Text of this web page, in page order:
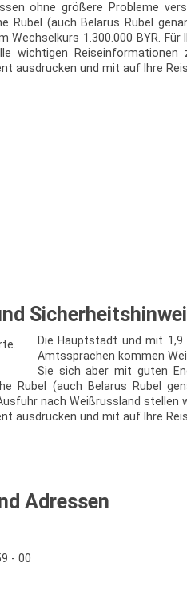
ohne größere Probleme
Rubel (auch Belarus Rubel
Wechselkurs 1.300.000 BYR.
wichtigen Reiseinformationen
ausdrucken und mit auf Ihre
Die Hauptstadt und mit
Amtssprachen kommen
Sie sich aber mit guten
Rubel (auch Belarus Rubel
nach Weißrussland
ausdrucken und mit auf Ihre
Adressen
- 00